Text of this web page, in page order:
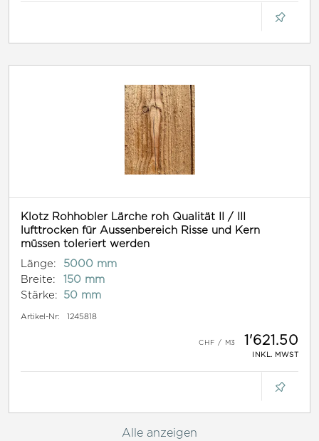
Klotz Rohhobler Lärche roh Qualität II / III
lufttrocken für Aussenbereich Risse und Kern
müssen toleriert werden
Länge:
5000 mm
Breite:
150 mm
Stärke:
50 mm
Artikel-Nr: 1245818
1'621.50
INKL. MWST
Alle anzeigen